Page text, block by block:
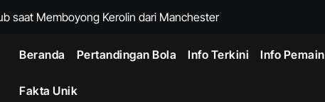
Menuntaskan Kepindahan ke Trabzonspor
Kesulitan Mengembangkan Permainan
setelah Menang Banding di CAS
Beranda Pertandingan Bola Info Terkini Info Pemain
Fakta Unik